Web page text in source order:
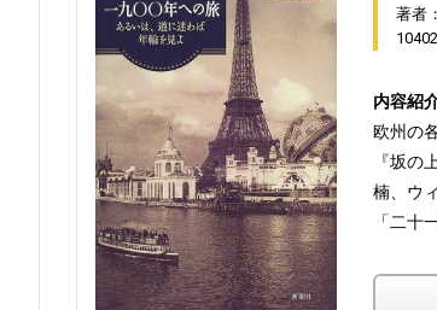
著者
内容紹
欧州の
『坂の
楠、ウ
「二十